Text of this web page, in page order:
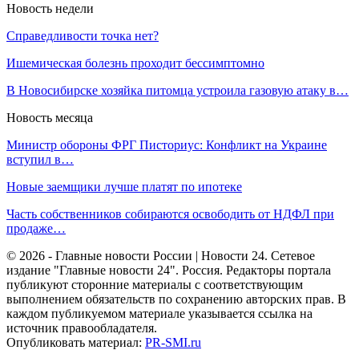
Новость недели
Справедливости точка нет?
Ишемическая болезнь проходит бессимптомно
В Новосибирске хозяйка питомца устроила газовую атаку в…
Новость месяца
Министр обороны ФРГ Писториус: Конфликт на Украине
вступил в…
Новые заемщики лучше платят по ипотеке
Часть собственников собираются освободить от НДФЛ при
продаже…
© 2026 - Главные новости России | Новости 24. Сетевое
издание "Главные новости 24". Россия. Редакторы портала
публикуют сторонние материалы с соответствующим
выполнением обязательств по сохранению авторских прав. В
каждом публикуемом материале указывается ссылка на
источник правообладателя.
Опубликовать материал: PR-SMI.ru